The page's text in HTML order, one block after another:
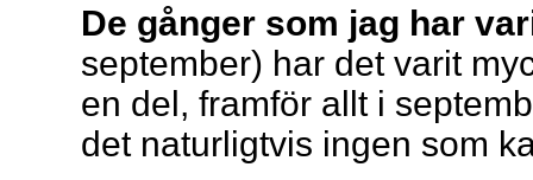
De gånger som jag har
september) har det varit
en del, framför allt i
det naturligtvis ingen som